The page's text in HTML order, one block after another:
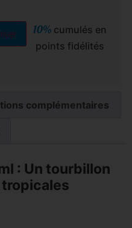
10% cumulés en
points fidélités
complémentaires
: Un tourbillon